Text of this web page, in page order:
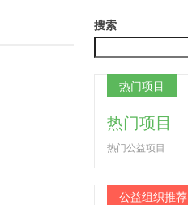
搜索
热门项目
热门项目
热门公益项目
公益组织推荐